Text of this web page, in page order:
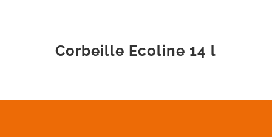
Corbeille Ecoline 14 l